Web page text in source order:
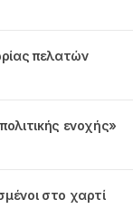
πελατών
ενοχής»
στο χαρτί